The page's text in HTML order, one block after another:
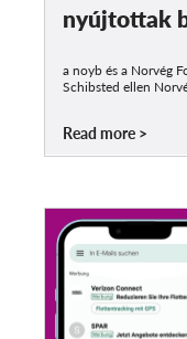
nyújtottak
a noyb és a Norvég
Schibsted ellen
Read more